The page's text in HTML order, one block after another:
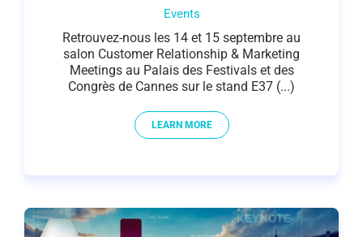
Events
Retrouvez-nous les 14 et 15 septembre au
salon Customer Relationship & Marketing
Meetings au Palais des Festivals et des
Congrès de Cannes sur le stand E37 (...)
LEARN MORE